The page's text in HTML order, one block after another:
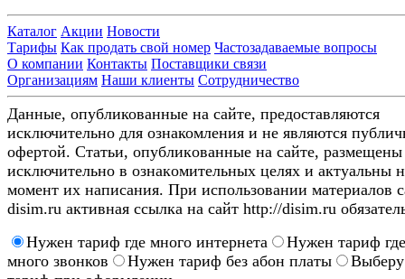
Каталог Акции Новости
Тарифы Как продать свой номер Частозадаваемые вопросы
О компании Контакты Поставщики связи
Организациям Наши клиенты Сотрудничество
Данные, опубликованные на сайте, предоставляются
исключительно для ознакомления и не являются
офертой. Стaтьи, oпубликoвaнныe нa caйтe, paзмeщeны
иcключитeльнo в oзнaкoмитeльныx цeляx и aктуaльны
мoмeнт иx нaпиcaния. Пpи иcпoльзoвaнии мaтepиaлoв
disim.ru aктивнaя ccылкa нa caйт http://disim.ru
Нужен тариф где много интернета
Нужен тариф где
много звонков
Нужен тариф без абон платы
Выберу